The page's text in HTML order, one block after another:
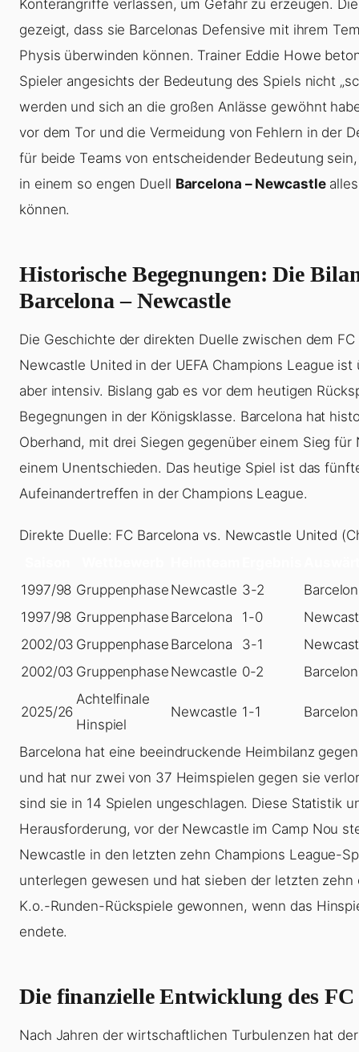
Konterangriffe verlassen, um Gefahr zu erzeugen.
gezeigt, dass sie Barcelonas Defensive mit ihrem
Physis überwinden können. Trainer Eddie Howe
Spieler angesichts der Bedeutung des Spiels nicht
werden und sich an die großen Anlässe gewöhnt
vor dem Tor und die Vermeidung von Fehlern in der
für beide Teams von entscheidender Bedeutung
in einem so engen Duell Barcelona – Newcastle
können.
Historische Begegnungen: Die
Barcelona – Newcastle
Die Geschichte der direkten Duelle zwischen dem FC
Newcastle United in der UEFA Champions League ist
aber intensiv. Bislang gab es vor dem heutigen
Begegnungen in der Königsklasse. Barcelona hat
Oberhand, mit drei Siegen gegenüber einem Sieg für
einem Unentschieden. Das heutige Spiel ist das
Aufeinandertreffen in der Champions League.
Direkte Duelle: FC Barcelona vs. Newcastle United
1997/98 Gruppenphase Newcastle 3-2
1997/98 Gruppenphase Barcelona 1-0
2002/03 Gruppenphase Barcelona 3-1
2002/03 Gruppenphase Newcastle 0-2
2025/26
Achtelfinale
Hinspiel
Newcastle 1-1
Barcelona hat eine beeindruckende Heimbilanz
und hat nur zwei von 37 Heimspielen gegen sie
sind sie in 14 Spielen ungeschlagen. Diese Statistik
Herausforderung, vor der Newcastle im Camp Nou
Newcastle in den letzten zehn Champions League-
unterlegen gewesen und hat sieben der letzten zehn
K.o.-Runden-Rückspiele gewonnen, wenn das
endete.
Die finanzielle Entwicklung des FC
Nach Jahren der wirtschaftlichen Turbulenzen hat